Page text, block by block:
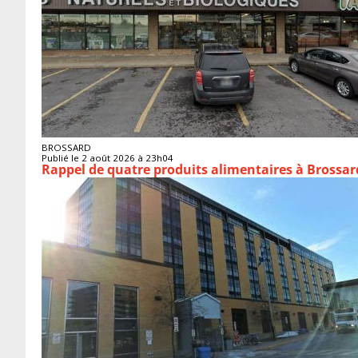
BROSSARD
Publié le 2 août 2026 à 23h04
Rappel de quatre produits alimentaires à